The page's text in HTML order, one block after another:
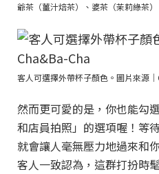
爺茶（薑汁焙茶）、婆茶（茉莉綠茶
客人可選擇外帶杯子顏色。圖片來源
然而更可愛的是，你也能勾
和店員拍照」的選項喔！等
就會讓人毫無壓力地過來和
客人一致認為，這群打扮時